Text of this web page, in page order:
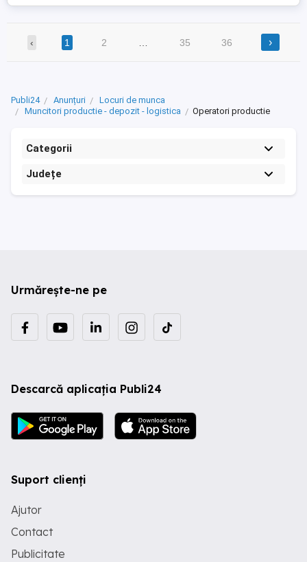
asambleaza componente ...
‹ 1 2 35 36 ›
Publi24 Anunțuri
Locuri de munca
Muncitori productie - depozit - logistica
Operatori productie
Categorii
Județe
Urmărește-ne pe
Descarcă aplicația Publi24
Suport clienți
Ajutor
Contact
Publicitate